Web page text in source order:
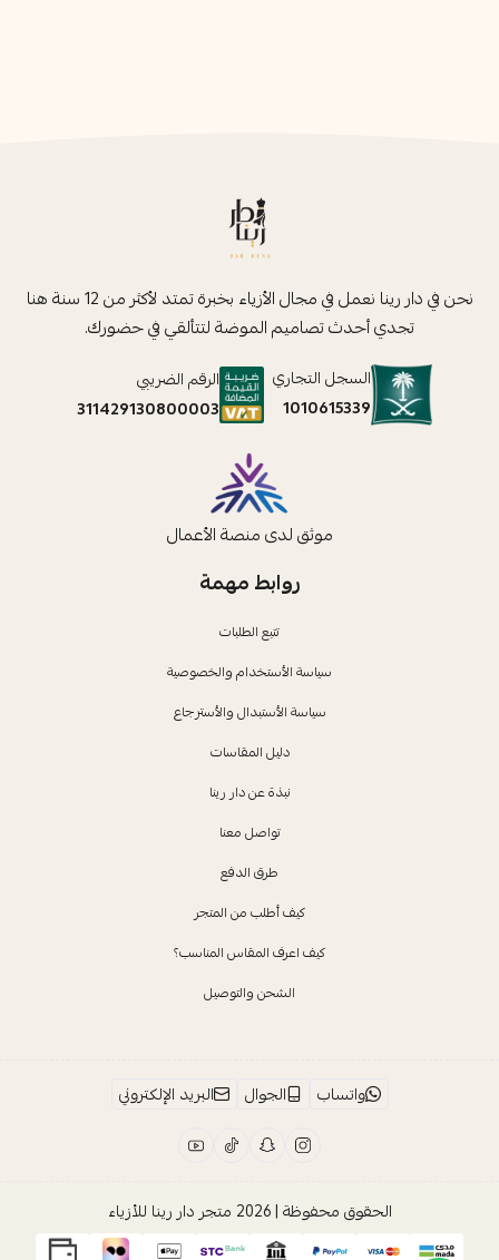
روابط مهمة
تتبع الطلبات
سياسة الأستخدام والخصوصية
سياسة الأستبدال والأسترجاع
دليل المقاسات
نبذة عن دار رينا
تواصل معنا
طرق الدفع
كيف أطلب من المتجر
كيف اعرف المقاس المناسب؟
الشحن والتوصيل
نحن في دار رينا نعمل في مجال الأزياء بخبرة تمتد لأكثر من 12 سنة هنا
تجدي أحدث تصاميم الموضة لتتألقي في حضورك.
السجل التجاري
1010615339
الرقم الضريبي
311429130800003
موثق لدى منصة الأعمال
واتساب الجوال البريد الإلكتروني
الحقوق محفوظة | 2026 متجر دار رينا للأزياء